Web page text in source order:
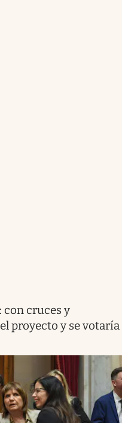
con cruces y
proyecto y se votaría